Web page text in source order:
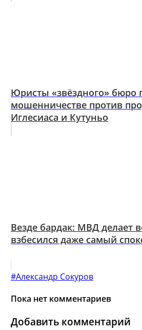
Юристы «звёздного» бюро
мошенничестве против
Иглесиаса и Кутуньо
Везде бардак: МВД делает
взбесился даже самый
#Александр Сокуров
Пока нет комментариев
Добавить комментарий